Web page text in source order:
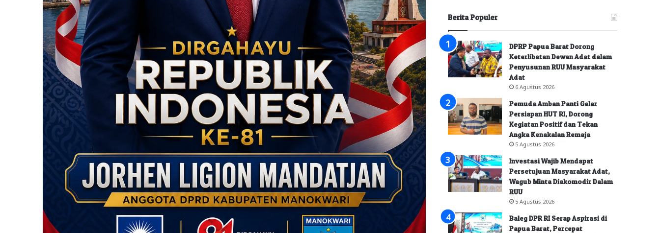
Berita Populer
DPRP Papua Barat Dorong
Keterlibatan Dewan Adat dalam
Penyusunan RUU Masyarakat
Adat
6 Agustus 2026
Pemuda Amban Panti Gelar
Persiapan HUT RI, Dorong
Kegiatan Positif dan Tekan
Angka Kenakalan Remaja
5 Agustus 2026
Investasi Wajib Mendapat
Persetujuan Masyarakat Adat,
Wagub Minta Diakomodir Dalam
RUU
5 Agustus 2026
Baleg DPR RI Serap Aspirasi di
Papua Barat, Percepat